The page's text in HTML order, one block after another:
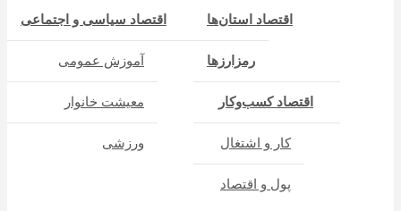
اقتصاد سیاسی و اجتماعی
آموزش عمومی
معیشت خانوار
ورزشی
اقتصاد استان‌ها
رمزارزها
اقتصاد کسب‌و‌کار
کار و اشتغال
پول و اقتصاد